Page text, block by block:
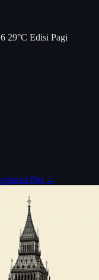
29°C Edisi Pagi
Pro →